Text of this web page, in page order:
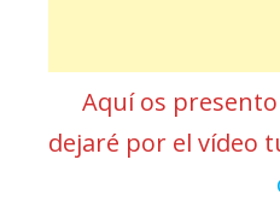
Aquí os
dejaré por el vídeo